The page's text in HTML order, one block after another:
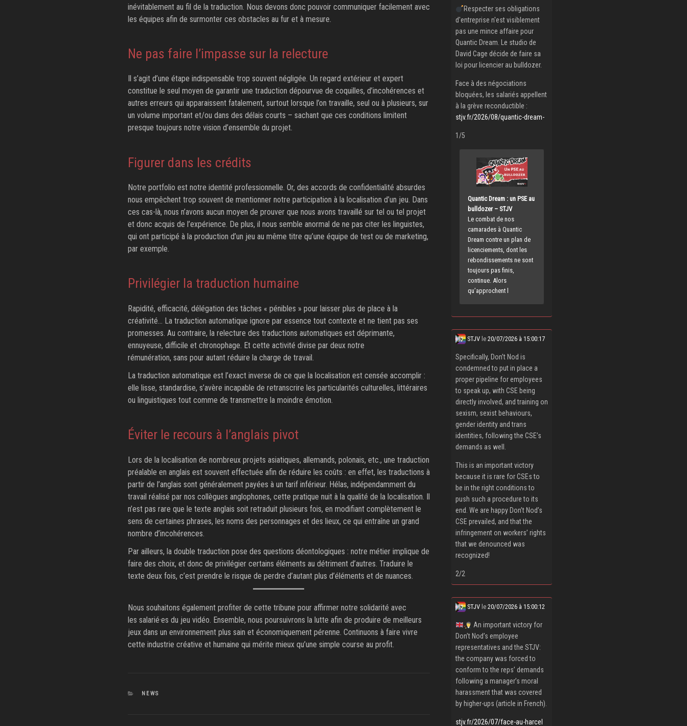
inévitablement au fil de la traduction. Nous devons donc pouvoir communiquer facilement avec
les équipes afin de surmonter ces obstacles au fur et à mesure.
Ne pas faire l’impasse sur la relecture
Il s’agit d’une étape indispensable trop souvent négligée. Un regard extérieur et expert
constitue le seul moyen de garantir une traduction dépourvue de coquilles, d’incohérences et
autres erreurs qui apparaissent fatalement, surtout lorsque l’on travaille, seul ou à plusieurs, sur
un volume important et/ou dans des délais courts – sachant que ces conditions limitent
presque toujours notre vision d’ensemble du projet.
Figurer dans les crédits
Notre portfolio est notre identité professionnelle. Or, des accords de confidentialité absurdes
nous empêchent trop souvent de mentionner notre participation à la localisation d’un jeu. Dans
ces cas-là, nous n’avons aucun moyen de prouver que nous avons travaillé sur tel ou tel projet
et donc acquis de l’expérience. De plus, il nous semble anormal de ne pas citer les linguistes,
qui ont participé à la production d’un jeu au même titre qu’une équipe de test ou de marketing,
par exemple.
Privilégier la traduction humaine
Rapidité, efficacité, délégation des tâches « pénibles » pour laisser plus de place à la
créativité… La traduction automatique ignore par essence tout contexte et ne tient pas ses
promesses. Au contraire, la relecture des traductions automatiques est déprimante,
ennuyeuse, difficile et chronophage. Et cette activité divise par deux notre
rémunération, sans pour autant réduire la charge de travail.
La traduction automatique est l’exact inverse de ce que la localisation est censée accomplir :
elle lisse, standardise, s’avère incapable de retranscrire les particularités culturelles, littéraires
ou linguistiques tout comme de transmettre la moindre émotion.
Éviter le recours à l’anglais pivot
Lors de la localisation de nombreux projets asiatiques, allemands, polonais, etc., une traduction
préalable en anglais est souvent effectuée afin de réduire les coûts : en effet, les traductions à
partir de l’anglais sont généralement payées à un tarif inférieur. Hélas, indépendamment du
travail réalisé par nos collègues anglophones, cette pratique nuit à la qualité de la localisation. Il
n’est pas rare que le texte anglais soit retraduit plusieurs fois, en modifiant complètement le
sens de certaines phrases, les noms des personnages et des lieux, ce qui entraîne un grand
nombre d’incohérences.
Par ailleurs, la double traduction pose des questions déontologiques : notre métier implique de
faire des choix, et donc de privilégier certains éléments au détriment d’autres. Traduire le
texte deux fois, c’est prendre le risque de perdre d’autant plus d’éléments et de nuances.
Nous souhaitons également profiter de cette tribune pour affirmer notre solidarité avec
les salarié·es du jeu vidéo. Ensemble, nous poursuivrons la lutte afin de produire de meilleurs
jeux dans un environnement plus sain et économiquement pérenne. Continuons à faire vivre
cette industrie créative et humaine qui mérite mieux qu’une simple course au profit.
CATÉGORIES
NEWS
Respecter ses obligations
d'entreprise n'est visiblement
pas une mince affaire pour
Quantic Dream. Le studio de
David Cage décide de faire sa
loi pour licencier au bulldozer.
Face à des négociations
bloquées, les salariés appellent
à la grève reconductible :
stjv.fr/2026/08/quantic-dream-
1/5
Quantic Dream : un PSE au
bulldozer – STJV
Le combat de nos
camarades à Quantic
Dream contre un plan de
licenciements, dont les
rebondissements ne sont
toujours pas finis,
continue. Alors
qu’approchent l
STJV le20/07/2026 à 15:00:17
Specifically, Don’t Nod is
condemned to put in place a
proper pipeline for employees
to speak up, with CSE being
directly involved, and training on
sexism, sexist behaviours,
gender identity and trans
identities, following the CSE’s
demands as well.
This is an important victory
because it is rare for CSEs to
be in the right conditions to
push such a procedure to its
end. We are happy Don’t Nod’s
CSE prevailed, and that the
infringement on workers’ rights
that we denounced was
recognized!
2/2
STJV le20/07/2026 à 15:00:12
An important victory for
Don’t Nod’s employee
representatives and the STJV:
the company was forced to
conform to the reps’ demands
following a manager’s moral
harassment that was covered
by higher-ups (article in French).
stjv.fr/2026/07/face-au-harcel